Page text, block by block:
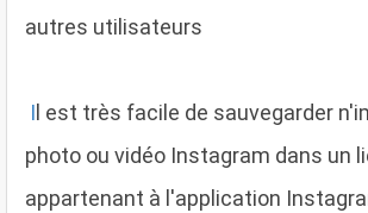
autres utilisateurs
I l est très facile de sauvegarder
photo ou vidéo Instagram dans un
appartenant à l'application